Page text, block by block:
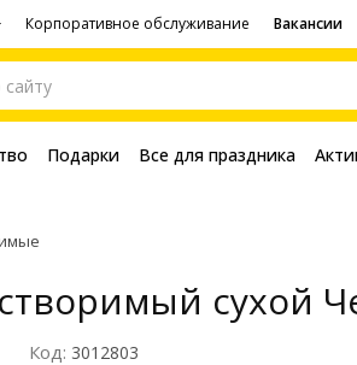
Корпоративное обслуживание Вакансии
Подарки Все для праздника
сухой
Код: 3012803